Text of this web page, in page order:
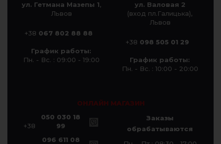
ул. Гетмана Мазепы 1,
Львов
+38 067 802 88 88
График работы:
Пн. - Вс. : 09:00 - 19:00
ул. Валовая 2
(вход пл.Галицька),
Львов
+38 098 505 01 29
График работы:
Пн. - Вс. : 10:00 - 20:00
ОНЛАЙН МАГАЗИН
+38
050 030 18
99
096 611 08
Заказы
обрабатываются